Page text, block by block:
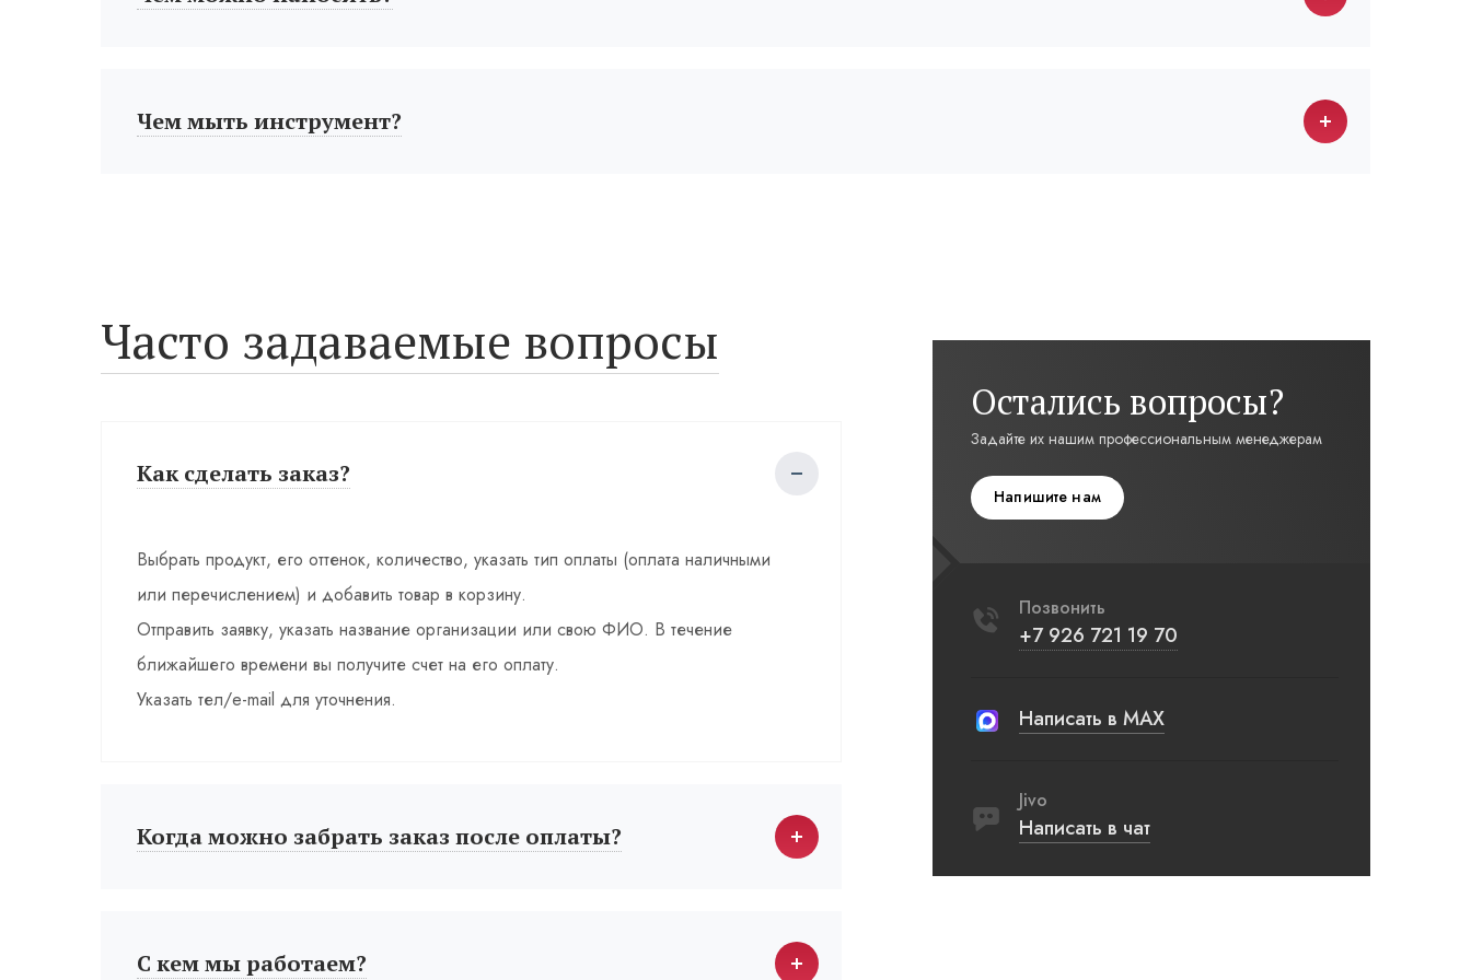
Чем мыть инструмент?
Часто задаваемые вопросы
Как сделать заказ?
Выбрать продукт, его оттенок, количество, указать тип оплаты (оплата наличными
или перечислением) и добавить товар в корзину.
Отправить заявку, указать название организации или свою ФИО. В течение
ближайшего времени вы получите счет на его оплату.
Указать тел/e-mail для уточнения.
Когда можно забрать заказ после оплаты?
С кем мы работаем?
Остались вопросы?
Задайте их нашим профессиональным менеджерам
Напишите нам
Позвонить
+7 926 721 19 70
Написать в MAX
Jivo
Написать в чат